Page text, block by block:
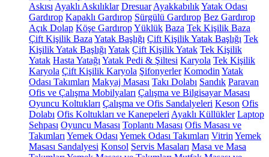
Askısı Ayaklı Askılıklar Dresuar AyakkabılıkYatak Odası
Gardırop Kapaklı Gardırop Sürgülü Gardırop Bez Gardırop
Açık Dolap Köşe GardıropYüklük Baza Tek Kişilik Baza
Çift Kişilik Baza Yatak Başlığı Çift Kişilik Yatak Başlığı Tek
Kişilik Yatak Başlığı Yatak Çift Kişilik Yatak Tek Kişilik
Yatak Hasta Yatağı Yatak Pedi & Şiltesi Karyola Tek Kişilik
Karyola Çift Kişilik Karyola Şifonyerler Komodin Yatak
Odası Takımları Makyaj Masası Takı Dolabı Sandık Paravan
Ofis ve Çalışma Mobilyaları Çalışma ve Bilgisayar Masası
Oyuncu Koltukları Çalışma ve Ofis Sandalyeleri Keson Ofis
Dolabı Ofis Koltukları ve Kanepeleri Ayaklı Küllükler Laptop
Sehpası Oyuncu Masası Toplantı Masası Ofis Masası ve
Takımları Yemek Odası Yemek Odası Takımları Vitrin Yemek
Masası Sandalyesi Konsol Servis Masaları Masa ve Masa